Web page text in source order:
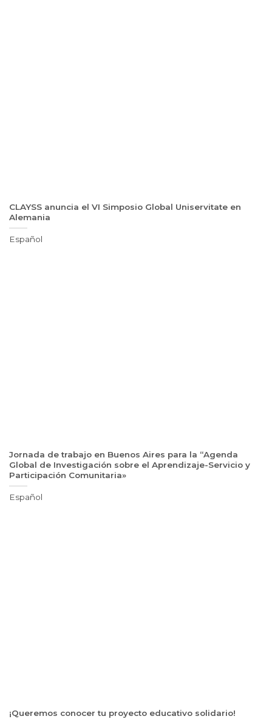
CLAYSS anuncia el VI Simposio Global Uniservitate en
Alemania
Español
Jornada de trabajo en Buenos Aires para la “Agenda
Global de Investigación sobre el Aprendizaje-Servicio y
Participación Comunitaria»
Español
¡Queremos conocer tu proyecto educativo solidario!